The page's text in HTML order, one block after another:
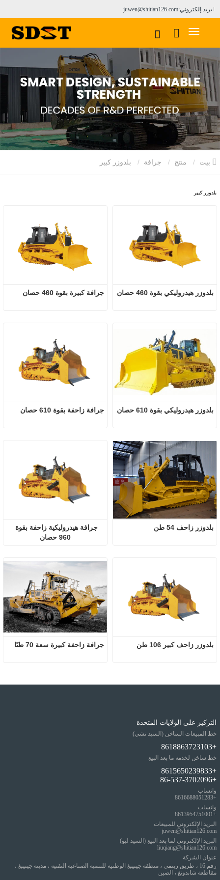
بريد إلكتروني:juwen@shitian126.com
منتج جرافة
بلدوزر كبير
جرافة كبيرة بقوة 460 حصان بلدوزر هيدروليكي بقوة 460 حصان
جرافة زاحفة بقوة 610 حصان بلدوزر هيدروليكي بقوة 610 حصان
960 حصان
بلدوزر زاحف 54 طن
جرافة زاحفة كبيرة سعة 70 طنًا بلدوزر زاحف كبير 106 طن
التركيز على الولايات المتحدة
خط المبيعات الساخن (السيد تشي)
+8618863723103
خط ساخن لخدمة ما بعد البيع
+8615650239833
+86-537-3702096
واتساب
+8616688051283
واتساب
+8613954751001
البريد الإلكتروني للمبيعات
juwen@shitian126.com
البريد الإلكتروني لما بعد البيع (السيد ليو)
liuqiang@shitian126.com
عنوان الشركة
رقم 16 ، طريق رينمي ، منطقة جينينغ الوطنية للتنمية الصناعية التقنية ، مدينة جينينغ ،
مقاطعة شاندونغ ، الصين